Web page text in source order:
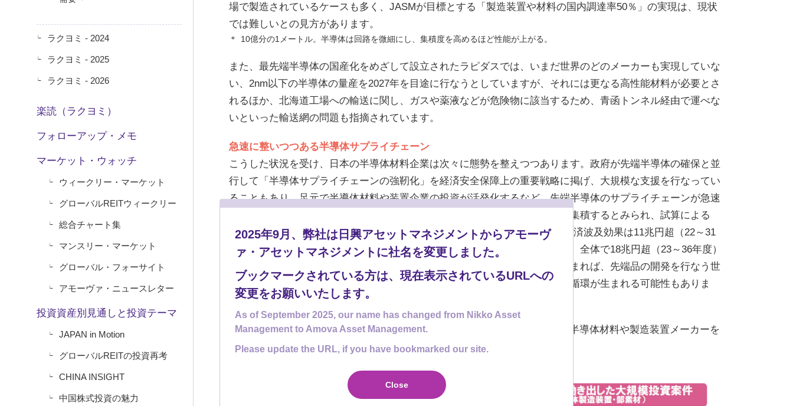
ラクヨミ - 2024
ラクヨミ - 2025
ラクヨミ - 2026
楽読（ラクヨミ）
フォローアップ・メモ
マーケット・ウォッチ
ウィークリー・マーケット
グローバルREITウィークリー
総合チャート集
マンスリー・マーケット
グローバル・フォーサイト
アモーヴァ・ニュースレター
投資資産別見通しと投資テーマ
JAPAN in Motion
グローバルREITの投資再考
CHINA INSIGHT
中国株式投資の魅力
場で製造されているケースも多く、JASMが目標とする「製造装置や材料の国内調達率50％」の実現は、現状
では難しいとの見方があります。
10億分の1メートル。半導体は回路を微細にし、集積度を高めるほど性能が上がる。
また、最先端半導体の国産化をめざして設立されたラピダスでは、いまだ世界のどのメーカーも実現していな
い、2nm以下の半導体の量産を2027年を目途に行なうとしていますが、それには更なる高性能材料が必要とさ
れるほか、北海道工場への輸送に関し、ガスや薬液などが危険物に該当するため、青函トンネル経由で運べな
いといった輸送網の問題も指摘されています。
急速に整いつつある半導体サプライチェーン
こうした状況を受け、日本の半導体材料企業は次々に態勢を整えつつあります。政府が先端半導体の確保と並
行して「半導体サプライチェーンの強靭化」を経済安全保障上の重要戦略に掲げ、大規模な支援を行なってい
ることもあり、足元で半導体材料や装置企業の投資が活発化するなど、先端半導体のサプライチェーンが急速
に整い始めています。今後は先端半導体工場の周辺に多くのサプライヤーが集積するとみられ、試算による
と、TSMCが工場を構える熊本県に進出・投資する企業は170社超、全体の経済波及効果は11兆円超（22～31
年）とされるほか、ラピダスの拠点、北海道では、関連サプライヤーを含め、全体で18兆円超（23～36年度）
の経済効果となる見込みです。このほか、国内で最先端材料の製造能力が高まれば、先端品の開発を行なう世
界の半導体メーカーの研究拠点を日本に誘致する効果も期待され、更なる好循環が生まれる可能性もありま
す。
今後もAI向けなどで先端半導体市場が大きく拡大するとみられる中、日本の半導体材料や製造装置メーカーを
はじめ、関連する多くの周辺産業にも中長期的な恩恵が及ぶと期待されます。
2025年9月、弊社は日興アセットマネジメントからアモーヴ
ァ・アセットマネジメントに社名を変更しました。
ブックマークされている方は、現在表示されているURLへの
変更をお願いいたします。
As of September 2025, our name has changed from Nikko Asset
Management to Amova Asset Management.
Please update the URL, if you have bookmarked our site.
Close